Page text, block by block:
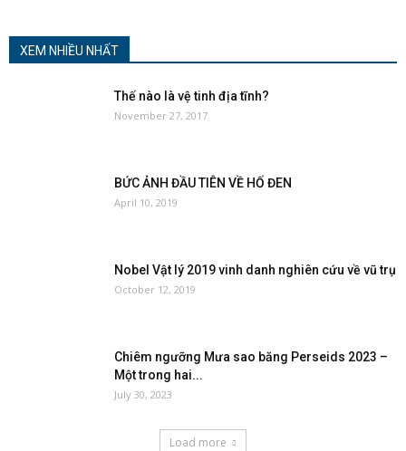
XEM NHIỀU NHẤT
Thế nào là vệ tinh địa tĩnh?
November 27, 2017
BỨC ẢNH ĐẦU TIÊN VỀ HỐ ĐEN
April 10, 2019
Nobel Vật lý 2019 vinh danh nghiên cứu về vũ trụ
October 12, 2019
Chiêm ngưỡng Mưa sao băng Perseids 2023 –
Một trong hai...
July 30, 2023
Load more